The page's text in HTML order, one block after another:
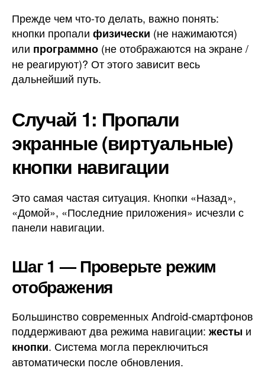
Прежде чем что-то делать, важно понять:
кнопки пропали физически (не нажимаются)
или программно (не отображаются на экране /
не реагируют)? От этого зависит весь
дальнейший путь.
Случай 1: Пропали
экранные (виртуальные)
кнопки навигации
Это самая частая ситуация. Кнопки «Назад»,
«Домой», «Последние приложения» исчезли с
панели навигации.
Шаг 1 — Проверьте режим
отображения
Большинство современных Android-смартфонов
поддерживают два режима навигации: жесты и
кнопки. Система могла переключиться
автоматически после обновления.